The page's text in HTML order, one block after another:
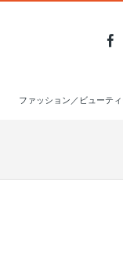
ファッション／ビューティ